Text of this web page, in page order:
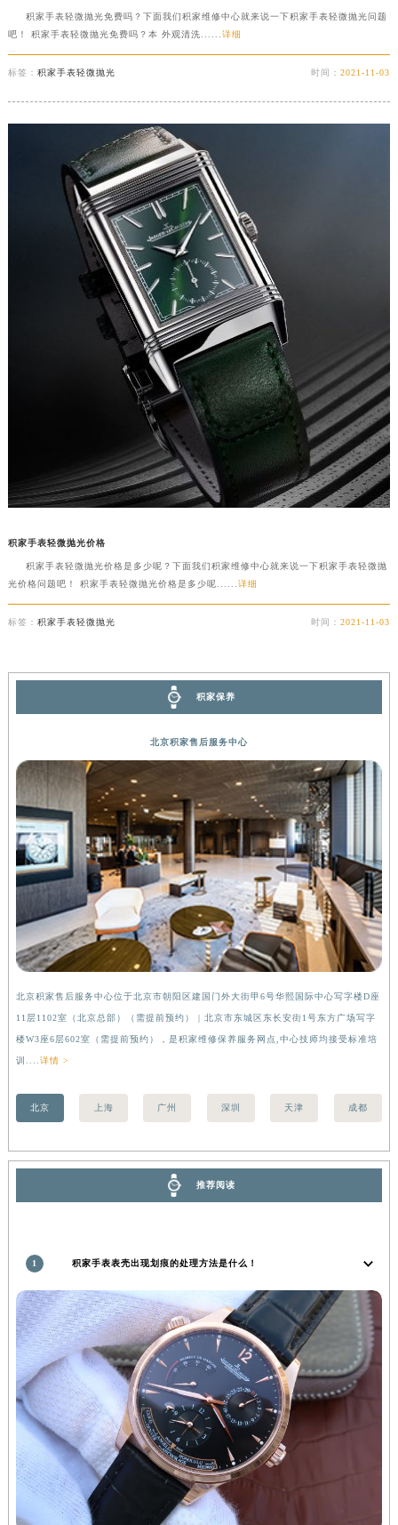
积家手表轻微抛光免费吗？下面我们积家维修中心就来说一下积家手表轻微抛光问题
吧！ 积家手表轻微抛光免费吗？本 外观清洗......详细
标签： 积家手表轻微抛光 时间：2021-11-03
积家手表轻微抛光价格
积家手表轻微抛光价格是多少呢？下面我们积家维修中心就来说一下积家手表轻微抛
光价格问题吧！ 积家手表轻微抛光价格是多少呢...... 详细
标签： 积家手表轻微抛光 时间：2021-11-03
积家保养
北京积家售后服务中心
北京积家售后服务中心位于北京市朝阳区建国门外大街甲6号华熙国际中心写字楼D座
11层1102室（北京总部）（需提前预约） | 北京市东城区东长安街1号东方广场写字
楼W3座6层602室（需提前预约），是积家维修保养服务网点,中心技师均接受标准培
训....详情 >
北京 上海 广州 深圳 天津 成都
推荐阅读
1 积家手表表壳出现划痕的处理方法是什么！